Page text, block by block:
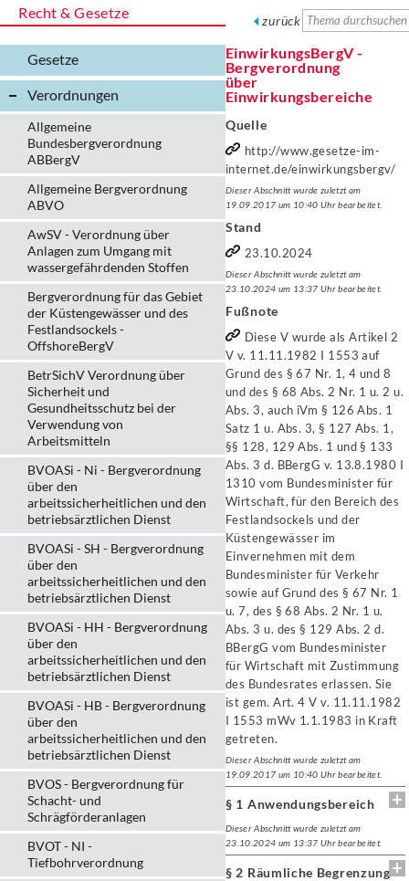
Recht & Gesetze
Gesetze
Verordnungen
Allgemeine
Bundesbergverordnung
ABBergV
Allgemeine Bergverordnung
ABVO
AwSV - Verordnung über
Anlagen zum Umgang mit
wassergefährdenden Stoffen
Bergverordnung für das Gebiet
der Küstengewässer und des
Festlandsockels -
OffshoreBergV
BetrSichV Verordnung über
Sicherheit und
Gesundheitsschutz bei der
Verwendung von
Arbeitsmitteln
BVOASi - Ni - Bergverordnung
über den
arbeitssicherheitlichen und den
betriebsärztlichen Dienst
BVOASi - SH - Bergverordnung
über den
arbeitssicherheitlichen und den
betriebsärztlichen Dienst
BVOASi - HH - Bergverordnung
über den
arbeitssicherheitlichen und den
betriebsärztlichen Dienst
BVOASi - HB - Bergverordnung
über den
arbeitssicherheitlichen und den
betriebsärztlichen Dienst
BVOS - Bergverordnung für
Schacht- und
Schrägförderanlagen
BVOT - NI -
Tiefbohrverordnung
zurück
EinwirkungsBergV -
Bergverordnung
über
Einwirkungsbereiche
Quelle
http://www.gesetze-im-
internet.de/einwirkungsbergv/
Dieser Abschnitt wurde zuletzt am
19.09.2017 um 10:40 Uhr bearbeitet.
Stand
23.10.2024
Dieser Abschnitt wurde zuletzt am
23.10.2024 um 13:37 Uhr bearbeitet.
Fußnote
Diese V wurde als Artikel 2
V v. 11.11.1982 I 1553 auf
Grund des § 67 Nr. 1, 4 und 8
und des § 68 Abs. 2 Nr. 1 u. 2 u.
Abs. 3, auch iVm § 126 Abs. 1
Satz 1 u. Abs. 3, § 127 Abs. 1,
§§ 128, 129 Abs. 1 und § 133
Abs. 3 d. BBergG v. 13.8.1980 I
1310 vom Bundesminister für
Wirtschaft, für den Bereich des
Festlandsockels und der
Küstengewässer im
Einvernehmen mit dem
Bundesminister für Verkehr
sowie auf Grund des § 67 Nr. 1
u. 7, des § 68 Abs. 2 Nr. 1 u.
Abs. 3 u. des § 129 Abs. 2 d.
BBergG vom Bundesminister
für Wirtschaft mit Zustimmung
des Bundesrates erlassen. Sie
ist gem. Art. 4 V v. 11.11.1982
I 1553 mWv 1.1.1983 in Kraft
getreten.
Dieser Abschnitt wurde zuletzt am
19.09.2017 um 10:40 Uhr bearbeitet.
§ 1 Anwendungsbereich
Dieser Abschnitt wurde zuletzt am
23.10.2024 um 13:37 Uhr bearbeitet.
§ 2 Räumliche Begrenzung